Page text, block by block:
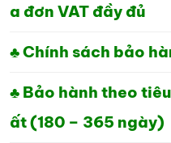
a đơn VAT đầy đủ
♣ Chính sách bảo
♣ Bảo hành theo
ất (180 – 365 ngày)